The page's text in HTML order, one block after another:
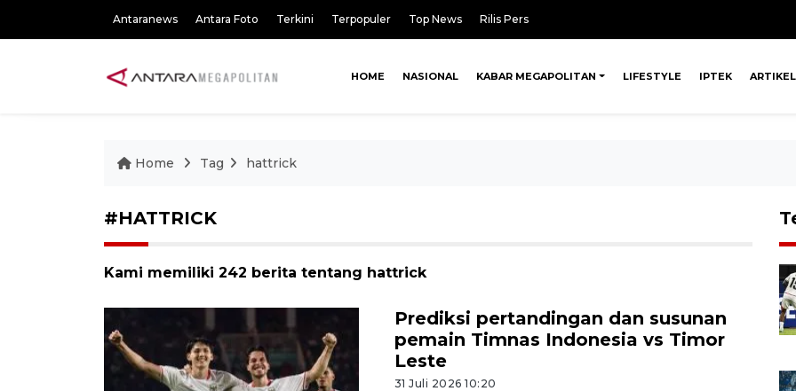
Antaranews Antara Foto Terkini Terpopuler Top News Rilis Pers
HOME NASIONAL KABAR MEGAPOLITAN LIFESTYLE IPTEK ARTIKEL
Home Tag hattrick
#HATTRICK
Kami memiliki 242 berita tentang hattrick
Prediksi pertandingan dan susunan
pemain Timnas Indonesia vs Timor
Leste
31 Juli 2026 10:20